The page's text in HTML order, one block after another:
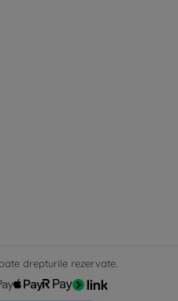
drepturile rezervate.